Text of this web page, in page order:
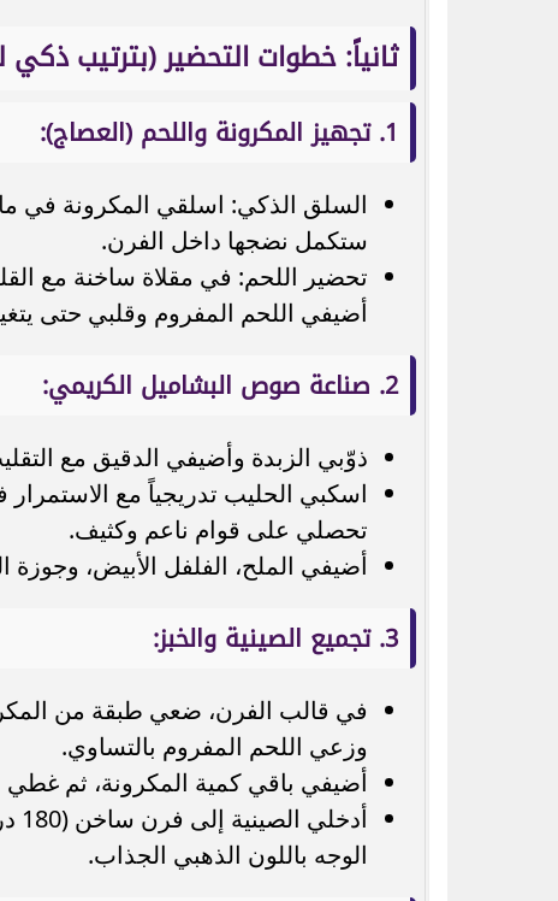
ثانياً: خطوات التحضير (بترتيب
1. تجهيز المكرونة واللحم (العصاج):
السلق الذكي: اسلقي المكرونة في
ستكمل نضجها داخل الفرن.
تحضير اللحم: في مقلاة ساخنة مع
أضيفي اللحم المفروم وقلبي حتى
2. صناعة صوص البشاميل الكريمي:
ذوّبي الزبدة وأضيفي الدقيق مع
اسكبي الحليب تدريجياً مع
تحصلي على قوام ناعم وكثيف.
أضيفي الملح، الفلفل الأبيض، وجوزة
3. تجميع الصينية والخبز:
في قالب الفرن، ضعي طبقة من
وزعي اللحم المفروم بالتساوي.
أضيفي باقي كمية المكرونة، ثم غطي
الوجه باللون الذهبي الجذاب.